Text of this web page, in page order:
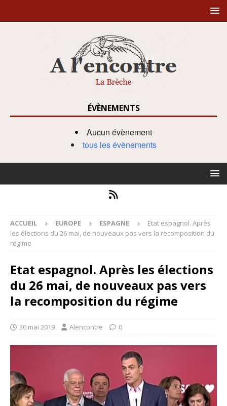
ÉVÈNEMENTS
Aucun évènement
tous les évènements
ACCUEIL EUROPE ESPAGNE
Etat espagnol. Après
les élections du 26 mai, de nouveaux pas vers la recomposition du
régime
Etat espagnol. Après les élections
du 26 mai, de nouveaux pas vers
la recomposition du régime
30 mai 2019 Alencontre 0